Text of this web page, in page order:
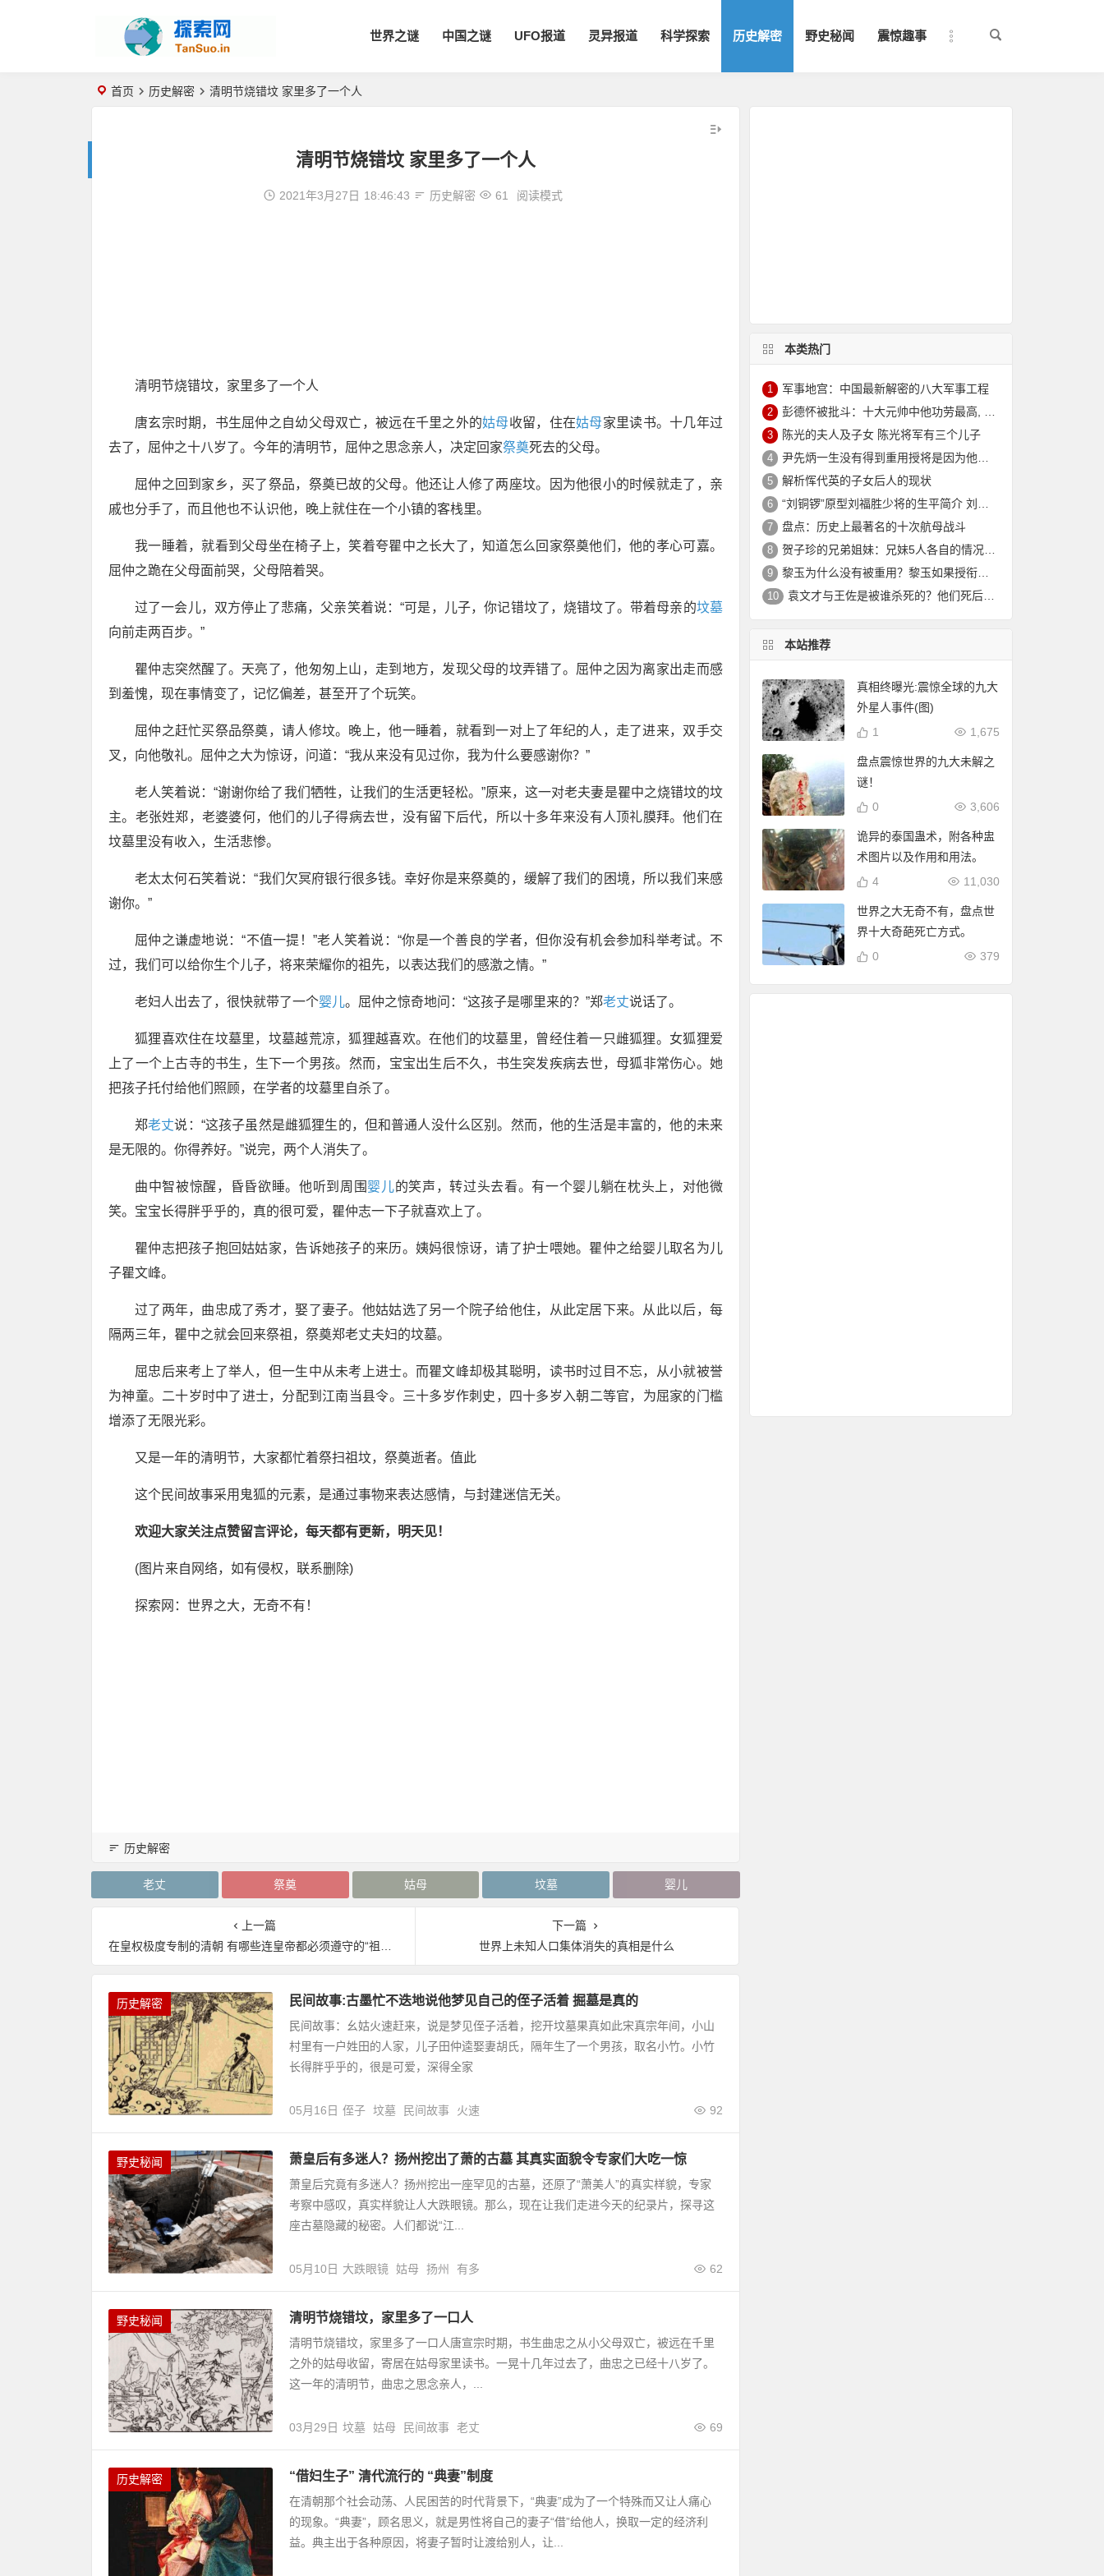
世界之谜 中国之谜 UFO报道 灵异报道 科学探索 历史解密 野史秘闻 震惊趣事
首页 历史解密 清明节烧错坟 家里多了一个人
清明节烧错坟 家里多了一个人
2021年3月27日 18:46:43 历史解密 61 阅读模式
清明节烧错坟，家里多了一个人
唐玄宗时期，书生屈仲之自幼父母双亡，被远在千里之外的姑母收留，住在姑母家里读书。十几年过
去了，屈仲之十八岁了。今年的清明节，屈仲之思念亲人，决定回家祭奠死去的父母。
屈仲之回到家乡，买了祭品，祭奠已故的父母。他还让人修了两座坟。因为他很小的时候就走了，亲
戚也分手了，而且他也不认识他，晚上就住在一个小镇的客栈里。
我一睡着，就看到父母坐在椅子上，笑着夸瞿中之长大了，知道怎么回家祭奠他们，他的孝心可嘉。
屈仲之跪在父母面前哭，父母陪着哭。
过了一会儿，双方停止了悲痛，父亲笑着说：“可是，儿子，你记错坟了，烧错坟了。带着母亲的坟墓
向前走两百步。”
瞿仲志突然醒了。天亮了，他匆匆上山，走到地方，发现父母的坟弄错了。屈仲之因为离家出走而感
到羞愧，现在事情变了，记忆偏差，甚至开了个玩笑。
屈仲之赶忙买祭品祭奠，请人修坟。晚上，他一睡着，就看到一对上了年纪的人，走了进来，双手交
叉，向他敬礼。屈仲之大为惊讶，问道：“我从来没有见过你，我为什么要感谢你？”
老人笑着说：“谢谢你给了我们牺牲，让我们的生活更轻松。”原来，这一对老夫妻是瞿中之烧错坟的坟
主。老张姓郑，老婆婆何，他们的儿子得病去世，没有留下后代，所以十多年来没有人顶礼膜拜。他们在
坟墓里没有收入，生活悲惨。
老太太何石笑着说：“我们欠冥府银行很多钱。幸好你是来祭奠的，缓解了我们的困境，所以我们来感
谢你。”
屈仲之谦虚地说：“不值一提！”老人笑着说：“你是一个善良的学者，但你没有机会参加科举考试。不
过，我们可以给你生个儿子，将来荣耀你的祖先，以表达我们的感激之情。”
老妇人出去了，很快就带了一个婴儿。屈仲之惊奇地问：“这孩子是哪里来的？”郑老丈说话了。
狐狸喜欢住在坟墓里，坟墓越荒凉，狐狸越喜欢。在他们的坟墓里，曾经住着一只雌狐狸。女狐狸爱
上了一个上古寺的书生，生下一个男孩。然而，宝宝出生后不久，书生突发疾病去世，母狐非常伤心。她
把孩子托付给他们照顾，在学者的坟墓里自杀了。
郑老丈说：“这孩子虽然是雌狐狸生的，但和普通人没什么区别。然而，他的生活是丰富的，他的未来
是无限的。你得养好。”说完，两个人消失了。
曲中智被惊醒，昏昏欲睡。他听到周围婴儿的笑声，转过头去看。有一个婴儿躺在枕头上，对他微
笑。宝宝长得胖乎乎的，真的很可爱，瞿仲志一下子就喜欢上了。
瞿仲志把孩子抱回姑姑家，告诉她孩子的来历。姨妈很惊讶，请了护士喂她。瞿仲之给婴儿取名为儿
子瞿文峰。
过了两年，曲忠成了秀才，娶了妻子。他姑姑选了另一个院子给他住，从此定居下来。从此以后，每
隔两三年，瞿中之就会回来祭祖，祭奠郑老丈夫妇的坟墓。
屈忠后来考上了举人，但一生中从未考上进士。而瞿文峰却极其聪明，读书时过目不忘，从小就被誉
为神童。二十岁时中了进士，分配到江南当县令。三十多岁作刺史，四十多岁入朝二等官，为屈家的门槛
增添了无限光彩。
又是一年的清明节，大家都忙着祭扫祖坟，祭奠逝者。值此
这个民间故事采用鬼狐的元素，是通过事物来表达感情，与封建迷信无关。
欢迎大家关注点赞留言评论，每天都有更新，明天见！
(图片来自网络，如有侵权，联系删除)
探索网：世界之大，无奇不有！
历史解密
老丈 祭奠 姑母 坟墓 婴儿
上一篇
在皇权极度专制的清朝 有哪些连皇帝都必须遵守的“祖传家法”
下一篇
世界上未知人口集体消失的真相是什么
历史解密 民间故事:古墨忙不迭地说他梦见自己的侄子活着 掘墓是真的
民间故事：幺姑火速赶来，说是梦见侄子活着，挖开坟墓果真如此宋真宗年间，小山
村里有一户姓田的人家，儿子田仲逵娶妻胡氏，隔年生了一个男孩，取名小竹。小竹
长得胖乎乎的，很是可爱，深得全家
05月16日 92
侄子 坟墓 民间故事 火速
野史秘闻 萧皇后有多迷人？扬州挖出了萧的古墓 其真实面貌令专家们大吃一惊
萧皇后究竟有多迷人？扬州挖出一座罕见的古墓，还原了“萧美人”的真实样貌，专家
考察中感叹，真实样貌让人大跌眼镜。那么，现在让我们走进今天的纪录片，探寻这
座古墓隐藏的秘密。人们都说“江...
05月10日 62
大跌眼镜 姑母 扬州 有多
野史秘闻 清明节烧错坟，家里多了一口人
清明节烧错坟，家里多了一口人唐宣宗时期，书生曲忠之从小父母双亡，被远在千里
之外的姑母收留，寄居在姑母家里读书。一晃十几年过去了，曲忠之已经十八岁了。
这一年的清明节，曲忠之思念亲人，...
03月29日 69
坟墓 姑母 民间故事 老丈
历史解密 “借妇生子” 清代流行的 “典妻”制度
在清朝那个社会动荡、人民困苦的时代背景下，“典妻”成为了一个特殊而又让人痛心
的现象。“典妻”，顾名思义，就是男性将自己的妻子“借”给他人，换取一定的经济利
益。典主出于各种原因，将妻子暂时让渡给别人，让...
本类热门
1 军事地宫：中国最新解密的八大军事工程
2 彭德怀被批斗：十大元帅中他功劳最高, 却被批斗最惨8年囚禁生活
3 陈光的夫人及子女 陈光将军有三个儿子
4 尹先炳一生没有得到重用授将是因为他个人方面有生活作风问题？
5 解析恽代英的子女后人的现状
6 “刘铜锣”原型刘福胜少将的生平简介 刘福胜的老婆是谁？
7 盘点：历史上最著名的十次航母战斗
8 贺子珍的兄弟姐妹：兄妹5人各自的情况介绍
9 黎玉为什么没有被重用？黎玉如果授衔会是什么军衔？
10 袁文才与王佐是被谁杀死的？他们死后其后代情况如何？
本站推荐
真相终曝光:震惊全球的九大
外星人事件(图)
1,675
1
盘点震惊世界的九大未解之
谜！
3,606
0
诡异的泰国蛊术，附各种盅
术图片以及作用和用法。
11,030
4
世界之大无奇不有，盘点世
界十大奇葩死亡方式。
379
0